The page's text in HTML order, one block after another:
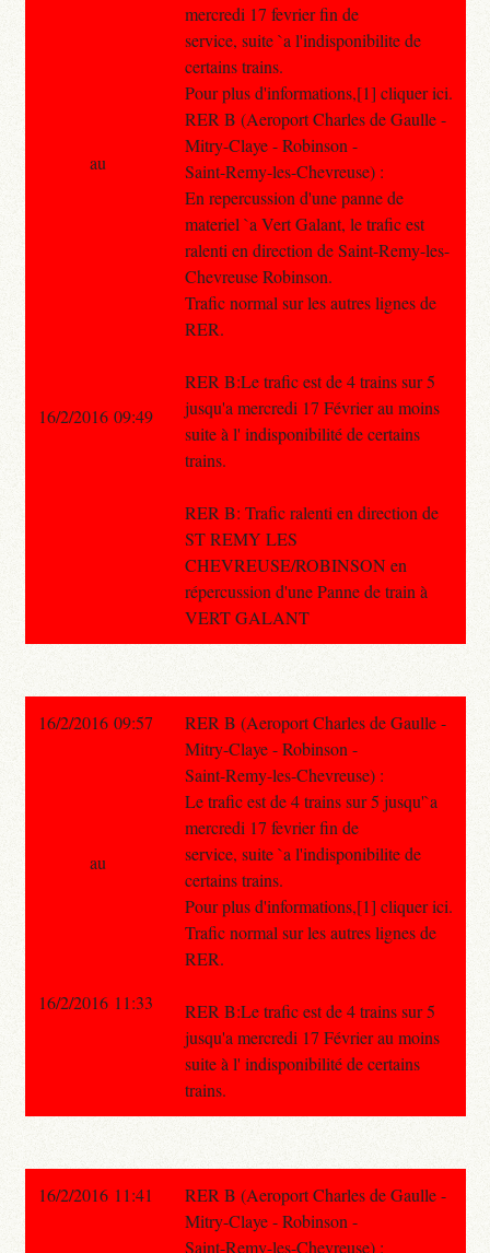
mercredi 17 fevrier fin de
service, suite `a l'indisponibilite de
certains trains.
Pour plus d'informations,[1] cliquer ici.
RER B (Aeroport Charles de Gaulle -
Mitry-Claye - Robinson -
Saint-Remy-les-Chevreuse) :
En repercussion d'une panne de
materiel `a Vert Galant, le trafic est
ralenti en direction de Saint-Remy-les-
Chevreuse Robinson.
Trafic normal sur les autres lignes de
RER.
RER B:Le trafic est de 4 trains sur 5
jusqu'a mercredi 17 Février au moins
suite à l' indisponibilité de certains
trains.
RER B: Trafic ralenti en direction de
ST REMY LES
CHEVREUSE/ROBINSON en
répercussion d'une Panne de train à
VERT GALANT
au
16/2/2016 09:49
16/2/2016 09:57
RER B (Aeroport Charles de Gaulle -
Mitry-Claye - Robinson -
Saint-Remy-les-Chevreuse) :
Le trafic est de 4 trains sur 5 jusqu'`a
mercredi 17 fevrier fin de
service, suite `a l'indisponibilite de
certains trains.
Pour plus d'informations,[1] cliquer ici.
Trafic normal sur les autres lignes de
RER.
RER B:Le trafic est de 4 trains sur 5
jusqu'a mercredi 17 Février au moins
suite à l' indisponibilité de certains
trains.
au
16/2/2016 11:33
16/2/2016 11:41
RER B (Aeroport Charles de Gaulle -
Mitry-Claye - Robinson -
Saint-Remy-les-Chevreuse) :